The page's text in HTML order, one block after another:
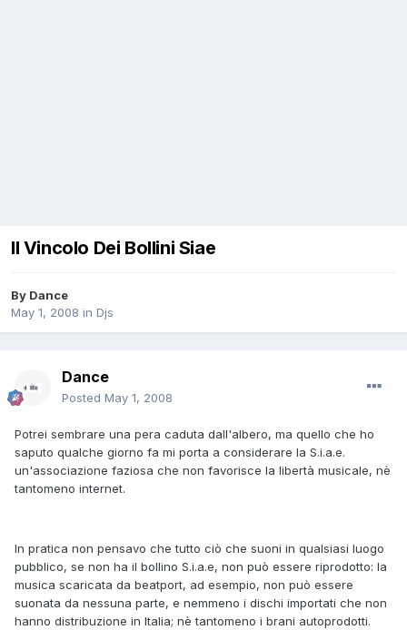
Il Vincolo Dei Bollini Siae
By Dance
May 1, 2008 in Djs
Dance
Posted May 1, 2008
Potrei sembrare una pera caduta dall'albero, ma quello che ho
saputo qualche giorno fa mi porta a considerare la S.i.a.e.
un'associazione faziosa che non favorisce la libertà musicale, nè
tantomeno internet.
In pratica non pensavo che tutto ciò che suoni in qualsiasi luogo
pubblico, se non ha il bollino S.i.a.e, non può essere riprodotto: la
musica scaricata da beatport, ad esempio, non può essere
suonata da nessuna parte, e nemmeno i dischi importati che non
hanno distribuzione in Italia; nè tantomeno i brani autoprodotti.